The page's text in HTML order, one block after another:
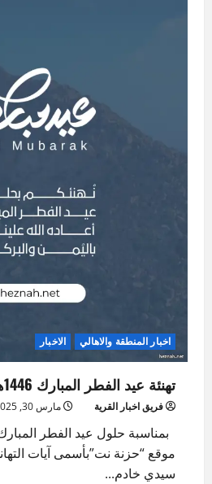
اخبار المنطقة والاهالي الاخبار
تهنئة عيد الفطر المبارك 1446هـ
فريق اخبار القرية مارس 30, 2025
موقع “حزنة نت”بأسمى آيات
سيدي خادم...